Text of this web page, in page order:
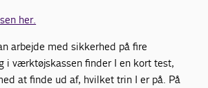
her.
arbejde med sikkerhed på fire
i værktøjskassen finder I en kort test,
at finde ud af, hvilket trin I er på. På